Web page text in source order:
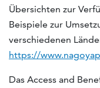
Übersichten zur
Beispiele zur
verschiedenen
https://
Das Access and